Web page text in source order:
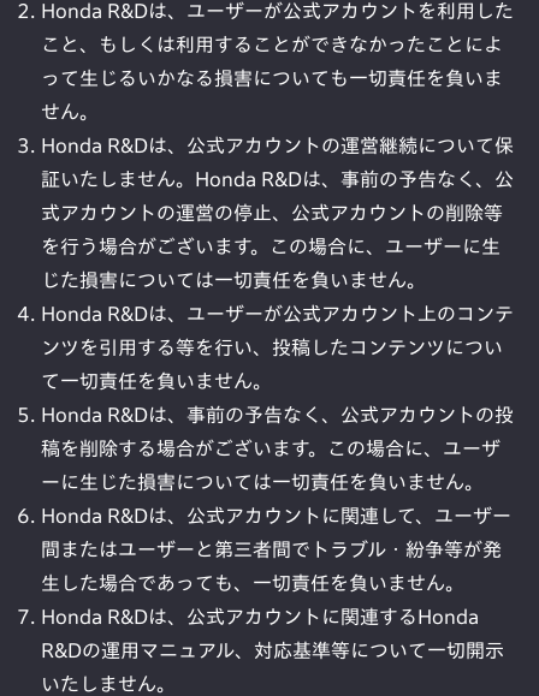
Honda R&Dは、ユーザーが公式アカウントを利用した
こと、もしくは利用することができなかったことによ
って生じるいかなる損害についても一切責任を負いま
せん。
Honda R&Dは、公式アカウントの運営継続について保
証いたしません。Honda R&Dは、事前の予告なく、公
式アカウントの運営の停止、公式アカウントの削除等
を行う場合がございます。この場合に、ユーザーに生
じた損害については一切責任を負いません。
Honda R&Dは、ユーザーが公式アカウント上のコンテ
ンツを引用する等を行い、投稿したコンテンツについ
て一切責任を負いません。
Honda R&Dは、事前の予告なく、公式アカウントの投
稿を削除する場合がございます。この場合に、ユーザ
ーに生じた損害については一切責任を負いません。
Honda R&Dは、公式アカウントに関連して、ユーザー
間またはユーザーと第三者間でトラブル・紛争等が発
生した場合であっても、一切責任を負いません。
Honda R&Dは、公式アカウントに関連するHonda
R&Dの運用マニュアル、対応基準等について一切開示
いたしません。